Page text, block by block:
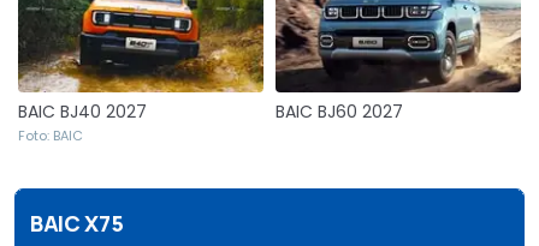
BAIC BJ40 2027
Foto: BAIC
BAIC BJ60 2027
BAIC X75